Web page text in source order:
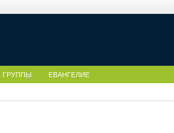
ГРУППЫ ЕВАНГЕЛИЕ